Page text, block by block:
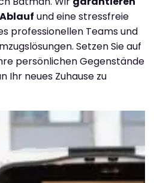
und eine stressfreie
professionellen Teams und
Setzen Sie auf
persönlichen Gegenstände
Ihr neues Zuhause zu